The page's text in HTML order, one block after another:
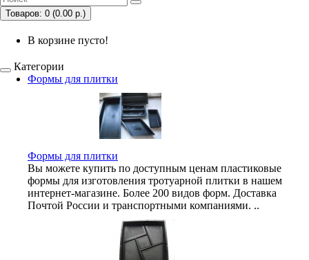
Товаров: 0 (0.00 р.)
В корзине пусто!
Категории
Формы для плитки
Формы для плитки
Вы можете купить по доступным ценам пластиковые
формы для изготовления тротуарной плитки в нашем
интернет-магазине. Более 200 видов форм. Доставка
Почтой России и транспортными компаниями. ..